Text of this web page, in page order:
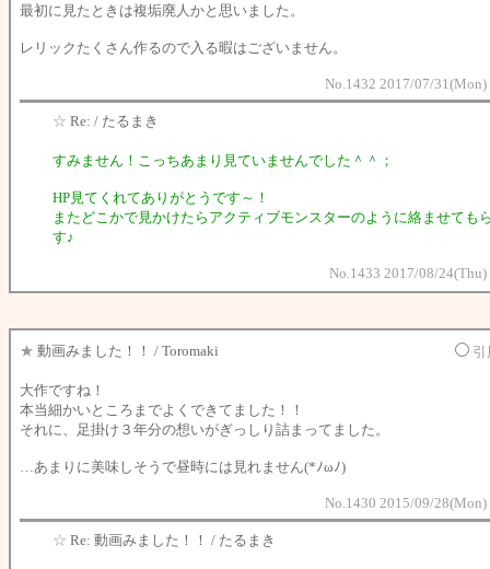
最初に見たときは複垢廃人かと思いました。
レリックたくさん作るので入る暇はございません。
No.1432 2017/07/
☆ Re: / たるまき
すみません！こっちあまり見ていませんでした＾＾；
HP見てくれてありがとうです～！
またどこかで見かけたらアクティブモンスターのように絡ませても
す♪
No.1433 2017/08/
★ 動画みました！！ / Toromaki 引
大作ですね！
本当細かいところまでよくできてました！！
それに、足掛け３年分の想いがぎっしり詰まってました。
…あまりに美味しそうで昼時には見れません(*ﾉωﾉ)
No.1430 2015/09/
☆ Re: 動画みました！！ / たるまき